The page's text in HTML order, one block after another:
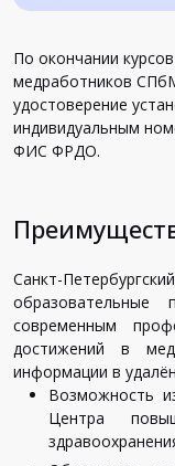
По окончании
медработников
удостоверение
индивидуальным
ФИС ФРДО.
Санкт-
образовательные
современным
достижений в
информации в
Возможность
Центра